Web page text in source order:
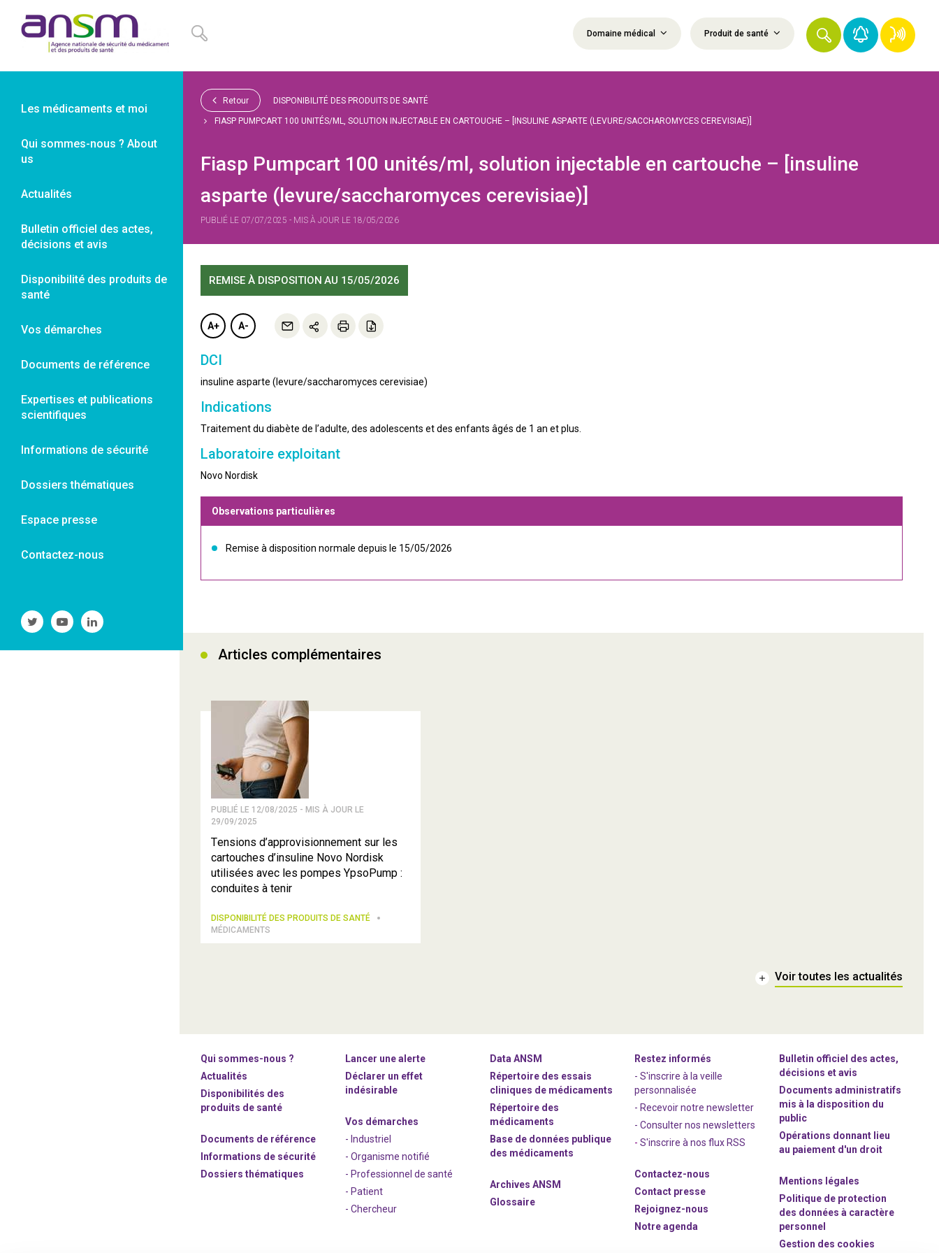
Domaine médical Produit de santé
Les médicaments et moi
Qui sommes-nous ? About
us
Actualités
Bulletin officiel des actes,
décisions et avis
Disponibilité des produits de
santé
Vos démarches
Documents de référence
Expertises et publications
scientifiques
Informations de sécurité
Dossiers thématiques
Espace presse
Contactez-nous
Suivre
l'ANSM
Twitter
Suivre
l'ANSM
Youtube
Suivre
l'ANSM
Linkedin
Retour DISPONIBILITÉ DES PRODUITS DE SANTÉ
FIASP PUMPCART 100 UNITÉS/ML, SOLUTION INJECTABLE EN CARTOUCHE – [INSULINE ASPARTE (LEVURE/SACCHAROMYCES CEREVISIAE)]
Fiasp Pumpcart 100 unités/ml, solution injectable en cartouche – [insuline
asparte (levure/saccharomyces cerevisiae)]
PUBLIÉ LE 07/07/2025 - MIS À JOUR LE 18/05/2026
REMISE À DISPOSITION AU 15/05/2026
A+ A-
DCI
insuline asparte (levure/saccharomyces cerevisiae)
Indications
Traitement du diabète de l’adulte, des adolescents et des enfants âgés de 1 an et plus.
Laboratoire exploitant
Novo Nordisk
Observations particulières
Remise à disposition normale depuis le 15/05/2026
Articles complémentaires
PUBLIÉ LE 12/08/2025 - MIS À JOUR LE
29/09/2025
Tensions d’approvisionnement sur les
cartouches d’insuline Novo Nordisk
utilisées avec les pompes YpsoPump :
conduites à tenir
DISPONIBILITÉ DES PRODUITS DE SANTÉ
MÉDICAMENTS
Voir toutes les actualités
Qui sommes-nous ?
Actualités
Disponibilités des
produits de santé
Documents de référence
Informations de sécurité
Dossiers thématiques
Lancer une alerte
Déclarer un effet
indésirable
Vos démarches
- Industriel
- Organisme notifié
- Professionnel de santé
- Patient
- Chercheur
Data ANSM
Répertoire des essais
cliniques de médicaments
Répertoire des
médicaments
Base de données publique
des médicaments
Archives ANSM
Glossaire
Restez informés
- S'inscrire à la veille
personnalisée
- Recevoir notre newsletter
- Consulter nos newsletters
-S'inscrire à nos flux RSS
Contactez-nous
Contact presse
Rejoignez-nous
Notre agenda
Bulletin officiel des actes,
décisions et avis
Documents administratifs
mis à la disposition du
public
Opérations donnant lieu
au paiement d'un droit
Mentions légales
Politique de protection
des données à caractère
personnel
Gestion des cookies